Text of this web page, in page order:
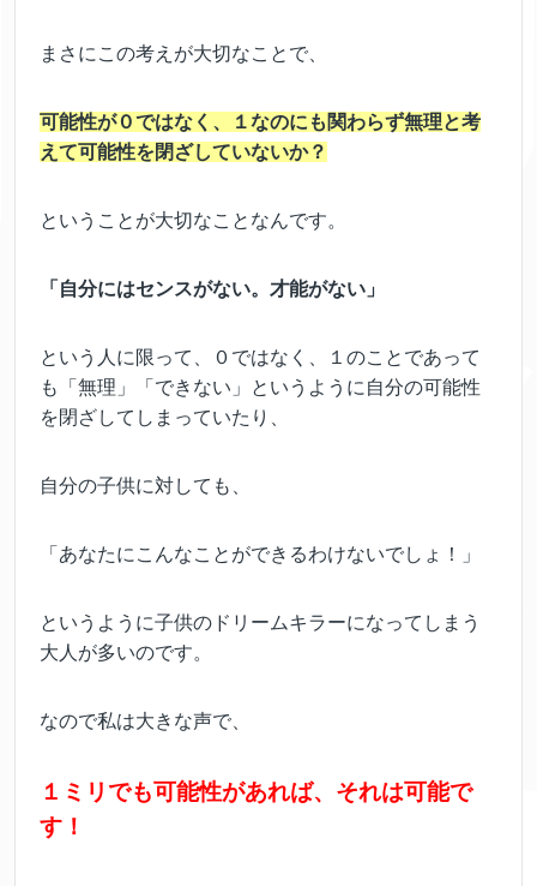
まさにこの考えが大切なことで、
可能性が０ではなく、１なのにも関わらず無理と考
えて可能性を閉ざしていないか？
ということが大切なことなんです。
「自分にはセンスがない。才能がない」
という人に限って、０ではなく、１のことであって
も「無理」「できない」というように自分の可能性
を閉ざしてしまっていたり、
自分の子供に対しても、
「あなたにこんなことができるわけないでしょ！」
というように子供のドリームキラーになってしまう
大人が多いのです。
なので私は大きな声で、
１ミリでも可能性があれば、それは可能で
す！